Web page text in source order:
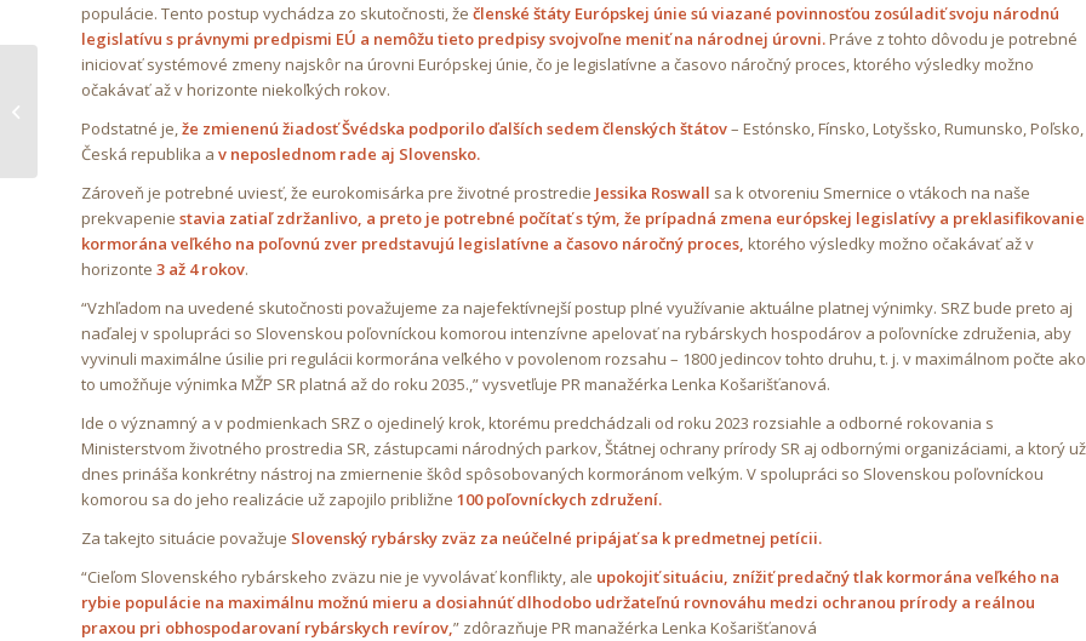
populácie. Tento postup vychádza zo skutočnosti, že členské štáty Európskej únie sú viazané povinnosťou zosúladiť svoju národnú
legislatívu s právnymi predpismi EÚ a nemôžu tieto predpisy svojvoľne meniť na národnej úrovni.Práve z tohto dôvodu je potrebné
iniciovať systémové zmeny najskôr na úrovni Európskej únie, čo je legislatívne a časovo náročný proces, ktorého výsledky možno
očakávať až v horizonte niekoľkých rokov.
Podstatné je,že zmienenú žiadosť Švédska podporilo ďalších sedem členských štátov– Estónsko, Fínsko, Lotyšsko, Rumunsko, Poľsko,
Česká republika a v neposlednom rade aj Slovensko.
Zároveň je potrebné uviesť, že eurokomisárka pre životné prostredie Jessika Roswall sa k otvoreniu Smernice o vtákoch na naše
prekvapenie stavia zatiaľ zdržanlivo, a preto je potrebné počítať s tým, že prípadná zmena európskej legislatívy a preklasifikovanie
kormorána veľkého na poľovnú zver predstavujú legislatívne a časovo náročný proces, ktorého výsledky možno očakávať až v
horizonte 3 až 4 rokov.
“Vzhľadom na uvedené skutočnosti považujeme za najefektívnejší postup plné využívanie aktuálne platnej výnimky. SRZ bude preto aj
naďalej v spolupráci so Slovenskou poľovníckou komorou intenzívne apelovať na rybárskych hospodárov a poľovnícke združenia, aby
vyvinuli maximálne úsilie pri regulácii kormorána veľkého v povolenom rozsahu – 1800 jedincov tohto druhu, t. j. v maximálnom počte ako
to umožňuje výnimka MŽP SR platná až do roku 2035.,” vysvetľuje PR manažérka Lenka Košarišťanová.
Ide o významný a v podmienkach SRZ o ojedinelý krok, ktorému predchádzali od roku 2023 rozsiahle a odborné rokovania s
Ministerstvom životného prostredia SR, zástupcami národných parkov, Štátnej ochrany prírody SR aj odbornými organizáciami, a ktorý už
dnes prináša konkrétny nástroj na zmiernenie škôd spôsobovaných kormoránom veľkým. V spolupráci so Slovenskou poľovníckou
komorou sa do jeho realizácie už zapojilo približne 100 poľovníckych združení.
Za takejto situácie považuje Slovenský rybársky zväz za neúčelné pripájať sa k predmetnej petícii.
“Cieľom Slovenského rybárskeho zväzu nie je vyvolávať konflikty, ale upokojiť situáciu, znížiť predačný tlak kormorána veľkého na
rybie populácie na maximálnu možnú mieru a dosiahnúť dlhodobo udržateľnú rovnováhu medzi ochranou prírody a reálnou
praxou pri obhospodarovaní rybárskych revírov,” zdôrazňuje PR manažérka Lenka Košarišťanová
Petícia OZ Slovenský
rybársky klub